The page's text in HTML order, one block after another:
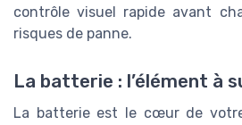
contrôle visuel rapide avant
risques de panne.
La batterie : l’élément à
La batterie est le cœur de